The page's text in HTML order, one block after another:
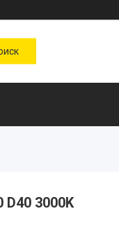
D40 3000K